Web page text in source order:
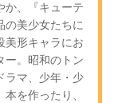
か、『キューテ
の美少女たちに
美形キャラにお
ー。昭和のトン
ラマ、少年・少
を作ったり、